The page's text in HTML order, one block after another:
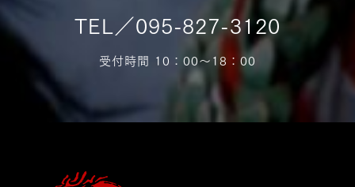
TEL／095-827-3120
受付時間 10：00〜18：00